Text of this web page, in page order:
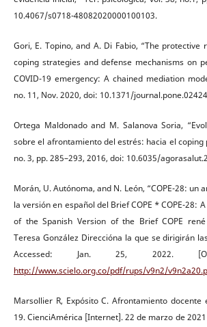
10.4067/s0718-48082020000100103.
Gori, E. Topino, and A. Di Fabio, “The protective
coping strategies and defense mechanisms on
COVID-19 emergency: A chained mediation
no. 11, Nov. 2020, doi: 10.1371/
Ortega Maldonado and M. Salanova Soria,
sobre el afrontamiento del estrés: hacia el coping
no. 3, pp. 285–293, 2016, doi: 10.6035/
Morán, U. Autónoma, and N. León, “COPE-28: un
la versión en español del Brief COPE * COPE-28:
of the Spanish Version of the Brief COPE
Teresa González Direccióna la que se dirigirán
Accessed: Jan. 25, 2022.
http://www.scielo.org.co/pdf/rups/v9n2/
Marsollier R, Expósito C. Afrontamiento docente
19. CienciAmérica [Internet]. 22 de marzo de